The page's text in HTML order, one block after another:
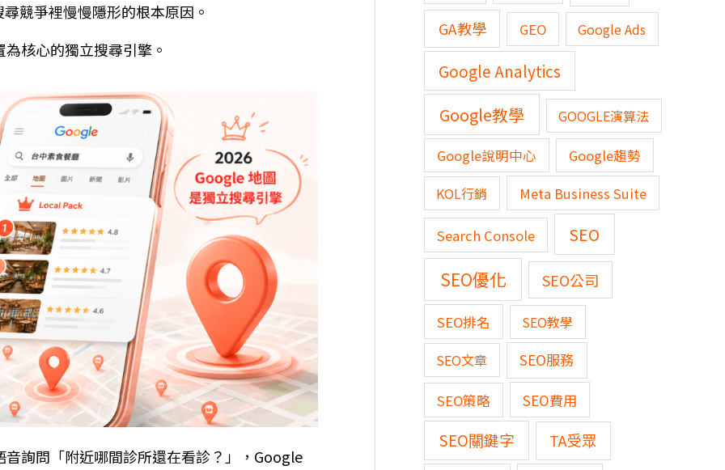
競爭裡慢慢隱形的根本原因。
核心的獨立搜尋引擎。
詢問「附近哪間診所還在看診？」，Google
GA教學 GEO Google Ads
Google Analytics
Google教學 GOOGLE演算法
Google說明中心
Google趨勢
KOL行銷
Meta Business Suite
Search Console SEO
SEO優化 SEO公司
SEO排名
SEO教學
SEO文章
SEO服務
SEO策略 SEO費用
SEO關鍵字
TA受眾